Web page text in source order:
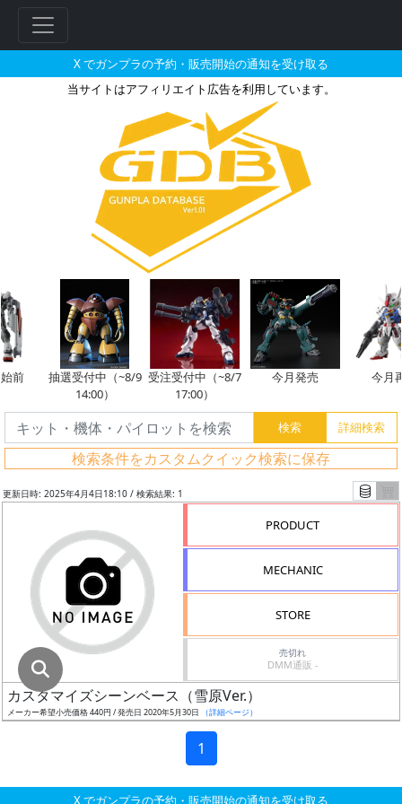
X でガンプラの予約・販売開始の通知を受け取る
当サイトはアフィリエイト広告を利用しています。
カスタマイズシーンベース（雪
前
抽選受付中（~8/9
14:00）
受注受付中（~8/7
17:00）
今月発売 今月
検索条件をカスタムクイック検索に保存
ド
検
索
グ
レ
成
形
更新日時: 2025年4月4日18:10 / 検索結果: 1
PRODUCT
MECHANIC
STORE
売切れ
DMM通販 -
カスタマイズシーンベース（雪原Ver.）
メーカー希望小売価格 440円 / 発売日 2020年5月30日 （詳細ページ）
1
X でガンプラの予約・販売開始の通知を受け取る